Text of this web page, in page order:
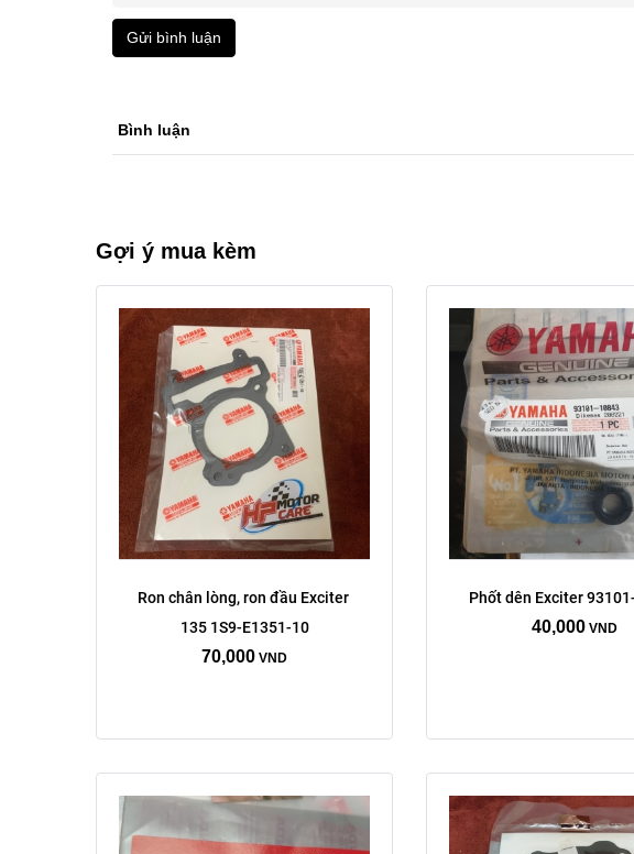
Gửi bình luận
Bình luận
Gợi ý mua kèm
Ron chân lòng, ron đầu Exciter
135 1S9-E1351-10
70,000 VND
Phốt dên Exciter
40,000 VND